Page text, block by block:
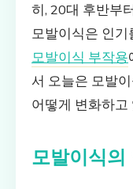
히, 20대 후반부
모발이식은 인기
모발이식 부작용
서 오늘은 모발
어떻게 변화하고
모발이식의